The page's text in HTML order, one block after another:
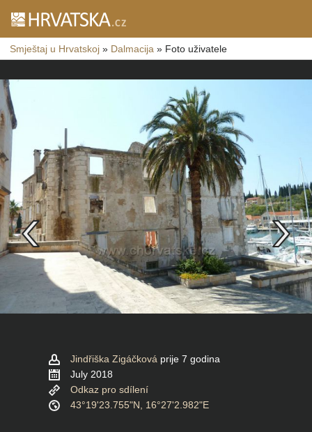
Smještaj u Hrvatskoj » Dalmacija » Foto uživatele
Jindřiška Zigáčková prije 7 godina
July 2018
Odkaz pro sdílení
43°19'23.755"N, 16°27'2.982"E